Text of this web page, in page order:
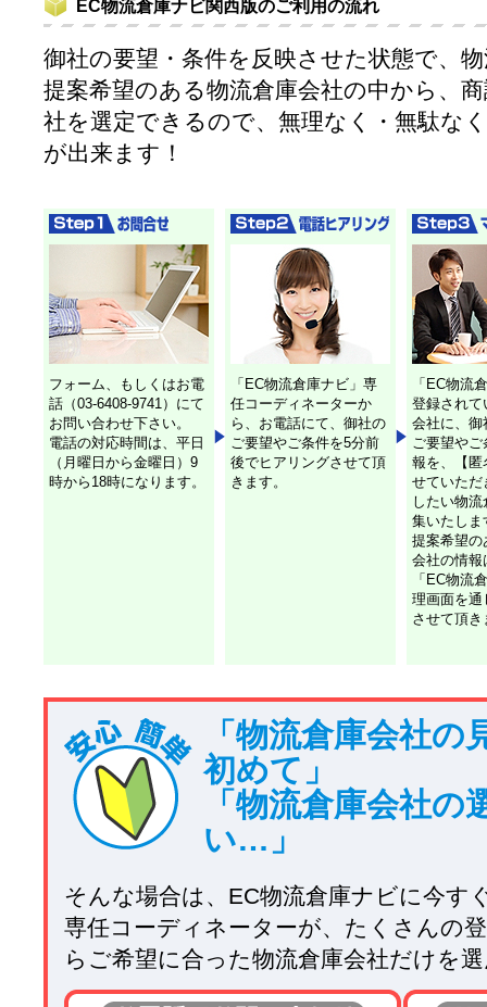
EC物流倉庫ナビ関西版のご利用の流れ
御社の要望・条件を反映させた状態で、
提案希望のある物流倉庫会社の中から、
社を選定できるので、無理なく・無駄な
が出来ます！
フォーム、もしくはお電
話（03-6408-9741）にて
お問い合わせ下さい。
電話の対応時間は、平日
（月曜日から金曜日）9
時から18時になります。
「EC物流倉庫ナビ」専
任コーディネーターか
ら、お電話にて、御社の
ご要望やご条件を5分前
後でヒアリングさせて頂
きます。
「EC物流
登録されて
会社に、御
ご要望や
報を、【匿
せていただ
したい物
集いたしま
提案希望の
会社の情報
「EC物流
理画面を通
させて頂き
「物流倉庫会社
初めて」
「物流倉庫会社
い…」
そんな場合は、EC物流倉庫ナビに今す
専任コーディネーターが、たくさんの
らご希望に合った物流倉庫会社だけを